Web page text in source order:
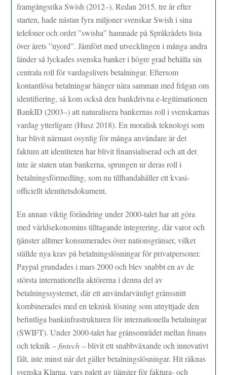
framgångsrika Swish (2012–). Redan 2015, tre år efter
starten, hade nästan fyra miljoner svenskar Swish i sina
telefoner och ordet ”swisha” hamnade på Språkrådets lista
över årets ”nyord”. Jämfört med utvecklingen i många andra
länder så lyckades svenska banker i högre grad behålla sin
centrala roll för vardagslivets betalningar. Eftersom
kontantlösa betalningar hänger nära samman med frågan om
identifiering, så kom också den bankdrivna e-legitimationen
BankID (2003–) att naturalisera bankernas roll i svenskarnas
vardag ytterligare (Husz 2018). En moralisk teknologi som
har blivit närmast osynlig för många användare är det
faktum att identiteten har blivit finansialiserad och att det
inte är staten utan bankerna, sprungen ur deras roll i
betalningsförmedling, som nu tillhandahåller ett kvasi-
officiellt identitetsdokument.
En annan viktig förändring under 2000-talet har att göra
med världsekonomins tilltagande integrering, där varor och
tjänster alltmer konsumerades över nationsgränser, vilket
ställde nya krav på betalningslösningar för privatpersoner.
Paypal grundades i mars 2000 och blev snabbt en av de
största internationella aktörerna i denna del av
betalningssystemet, där ett användarvänligt gränssnitt
kombinerades med en teknisk lösning som utnyttjade den
befintliga bankinfrastrukturen för internationella betalningar
(SWIFT). Under 2000-talet har gränsområdet mellan finans
och teknik –fintech– blivit ett snabbväxande och innovativt
fält, inte minst när det gäller betalningslösningar. Hit räknas
svenska Klarna, vars palett av tjänster för faktura- och